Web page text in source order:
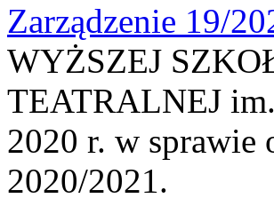
Zarządzenie 19/
WYŻSZEJ
TEATRALNEJ
2020 r. w sprawie
2020/2021.